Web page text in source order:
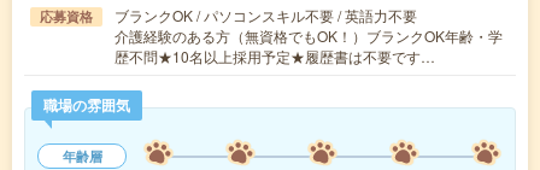
応募資格
ブランクOK / パソコンスキル不要 / 英語力不要
介護経験のある方（無資格でもOK！）ブランクOK年齢・学
歴不問★10名以上採用予定★履歴書は不要です…
職場の雰囲気
年齢層